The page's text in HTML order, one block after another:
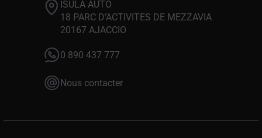
ISULA AUTO
18 PARC D’ACTIVITES DE MEZZAVIA
20167 AJACCIO
0 890 437 777
Nous contacter